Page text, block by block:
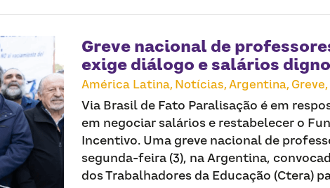
Greve nacional de
exige diálogo e salários
América Latina, Notícias, Argentina, Greve,
Via Brasil de Fato Paralisação é em
em negociar salários e restabelecer o
Incentivo. Uma greve nacional de
segunda-feira (3), na Argentina,
dos Trabalhadores da Educação (Ctera)